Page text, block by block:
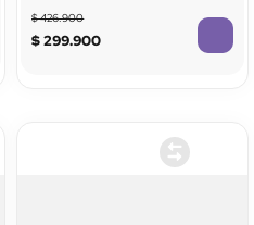
$426.900
$299.900